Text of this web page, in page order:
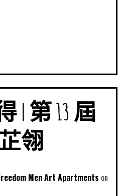
| 第 13 屆
翎
Men Art Apartments